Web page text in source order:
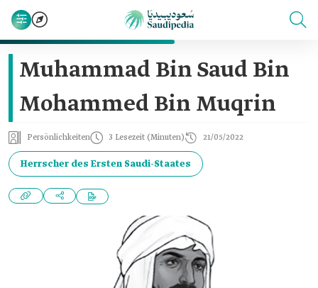
Muhammad Bin Saud Bin
Mohammed Bin Muqrin
Persönlichkeiten 3 Lesezeit (Minuten) 21/05/2022
Herrscher des Ersten Saudi-Staates